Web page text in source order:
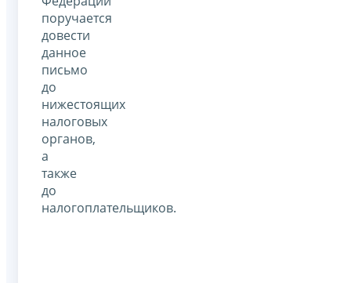
поручается
довести
данное
письмо
до
нижестоящих
налоговых
органов,
а
также
до
налогоплательщиков.